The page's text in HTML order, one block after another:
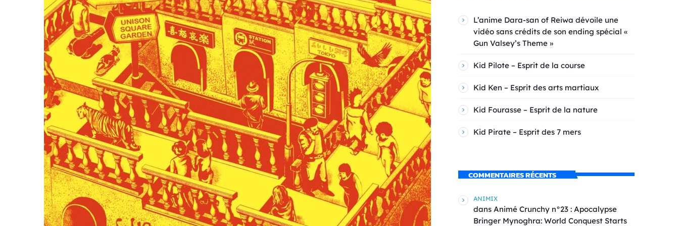
L’anime Dara-san of Reiwa dévoile une
vidéo sans crédits de son ending spécial «
Gun Valsey’s Theme »
Kid Pilote – Esprit de la course
Kid Ken – Esprit des arts martiaux
Kid Fourasse – Esprit de la nature
Kid Pirate – Esprit des 7 mers
COMMENTAIRES RÉCENTS
ANIMIX
dans Animé Crunchy n°23 : Apocalypse
Bringer Mynoghra: World Conquest Starts